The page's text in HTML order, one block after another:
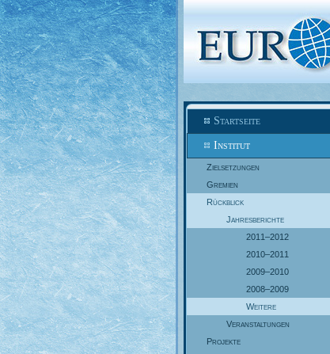
Startseite
Institut
Zielsetzungen
Gremien
Rückblick
Jahresberichte
2011–2012
2010–2011
2009–2010
2008–2009
Weitere
Veranstaltungen
Projekte